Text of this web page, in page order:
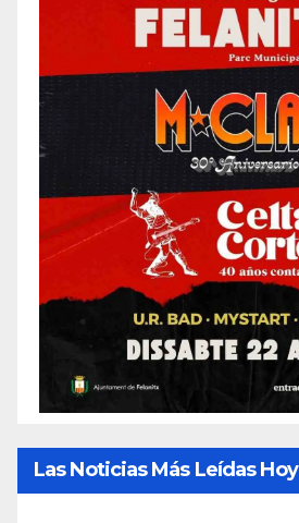
Las Noticias Más Leídas Hoy